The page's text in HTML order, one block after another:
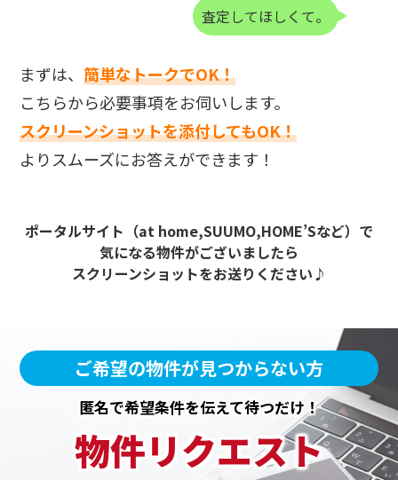
査定してほしくて。
まずは、簡単なトークでOK！
こちらから必要事項をお伺いします。
スクリーンショットを添付してもOK！
よりスムーズにお答えができます！
ポータルサイト（at home,SUUMO,HOME’Sなど）で
気になる物件がございましたら
スクリーンショットをお送りください♪
ご希望の物件が見つからない方
匿名で希望条件を伝えて待つだけ！
物件リクエスト